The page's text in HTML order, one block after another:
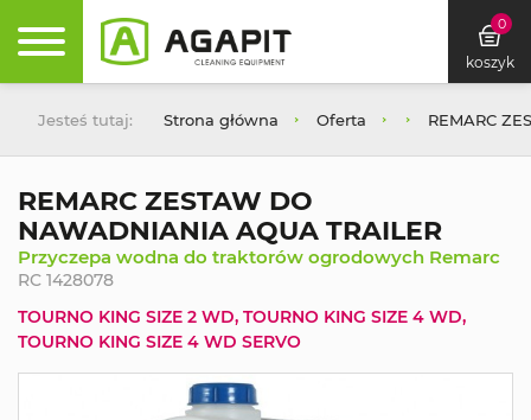
0
koszyk
Jesteś tutaj: Strona główna Oferta REMARC
REMARC ZESTAW DO
NAWADNIANIA AQUA TRAILER
Przyczepa wodna do traktorów ogrodowych Remarc
RC 1428078
TOURNO KING SIZE 2 WD, TOURNO KING SIZE 4 WD,
TOURNO KING SIZE 4 WD SERVO